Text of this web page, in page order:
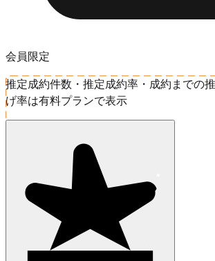
会員限定
推定成約件数・推定成約率・成約までの
げ率は有料プランで表示